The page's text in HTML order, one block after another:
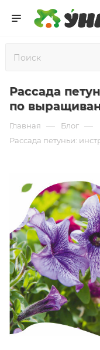
Рассада
по
Главная — Блог —
Рассада петуньи: